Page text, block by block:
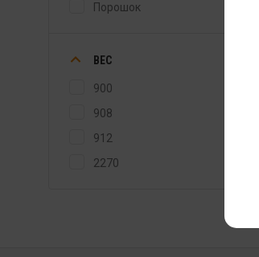
Порошок
ВЕС
900
908
912
2270